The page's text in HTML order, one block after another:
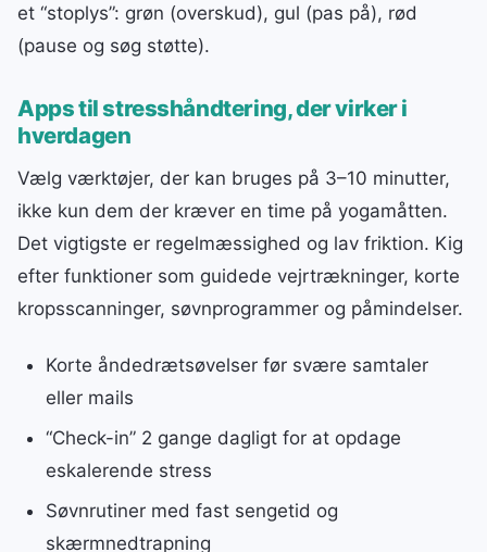
et “stoplys”: grøn (overskud), gul (pas på), rød
(pause og søg støtte).
Apps til stresshåndtering, der virker i
hverdagen
Vælg værktøjer, der kan bruges på 3–10 minutter,
ikke kun dem der kræver en time på yogamåtten.
Det vigtigste er regelmæssighed og lav friktion. Kig
efter funktioner som guidede vejrtrækninger, korte
kropsscanninger, søvnprogrammer og påmindelser.
Korte åndedrætsøvelser før svære samtaler
eller mails
“Check-in” 2 gange dagligt for at opdage
eskalerende stress
Søvnrutiner med fast sengetid og
skærmnedtrapning